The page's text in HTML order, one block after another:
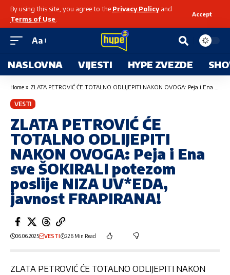
By using this site, you agree to the Privacy Policyand
Terms of Use
Accept
Aa
NASLOVNA VIJESTI HYPE ZVEZDE
Home » ZLATA PETROVIĆ ĆE TOTALNO ODLIJEPITI NAKON OVOGA: Peja i Ena sve ŠOKIRALI potezom poslije NIZA UV*EDA, javnost FRAPIRANA!
VESTI
ZLATA PETROVIĆ ĆE
TOTALNO ODLIJEPITI
NAKON OVOGA: Peja i Ena
sve ŠOKIRALI potezom
poslije NIZA UV*EDA,
javnost FRAPIRANA!
06.06.2025 VESTI 226 Min Read
ZLATA PETROVIĆ ĆE TOTALNO ODLIJEPITI NAKON